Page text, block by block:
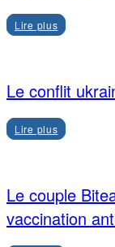
Lire plus
Le conflit
Lire plus
Le couple
vaccination